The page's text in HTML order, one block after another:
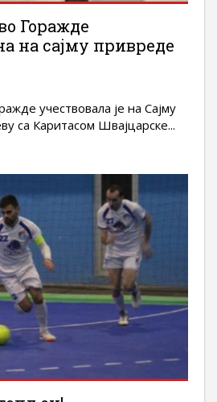
Горажде
на сајму привреде
учествовала је на Сајму
са Каритасом Швајцарске...